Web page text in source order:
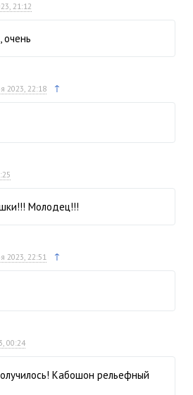
21:12
очень
2023, 22:18 ↑
Молодец!!!
2023, 22:51 ↑
00:24
Кабошон рельефный